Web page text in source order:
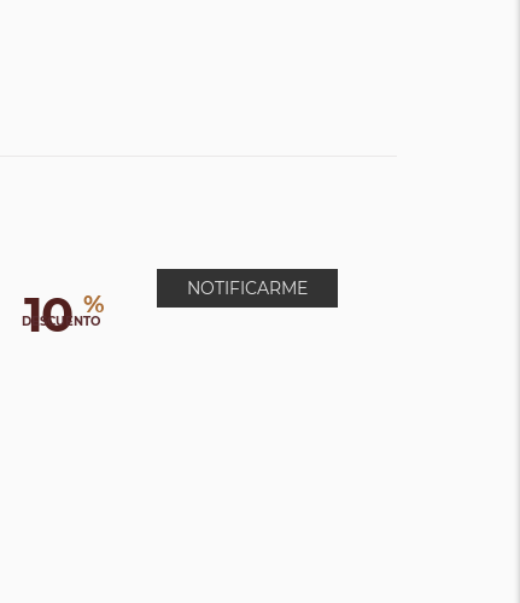
10 %
DESCUENTO
NOTIFICARME